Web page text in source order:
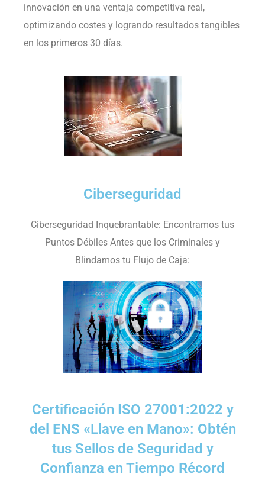
innovación en una ventaja competitiva real,
optimizando costes y logrando resultados tangibles
en los primeros 30 días.
Ciberseguridad
Ciberseguridad Inquebrantable: Encontramos tus
Puntos Débiles Antes que los Criminales y
Blindamos tu Flujo de Caja:
Certificación ISO 27001:2022 y
del ENS «Llave en Mano»: Obtén
tus Sellos de Seguridad y
Confianza en Tiempo Récord